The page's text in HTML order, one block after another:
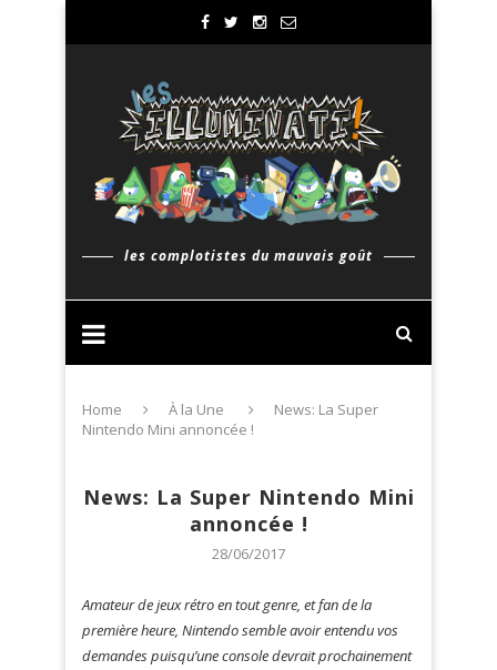
les complotistes du mauvais goût
Home À la Une
News: La Super
Nintendo Mini annoncée !
News: La Super Nintendo Mini
annoncée !
28/06/2017
Amateur de jeux rétro en tout genre, et fan de la
première heure, Nintendo semble avoir entendu vos
demandes puisqu’une console devrait prochainement